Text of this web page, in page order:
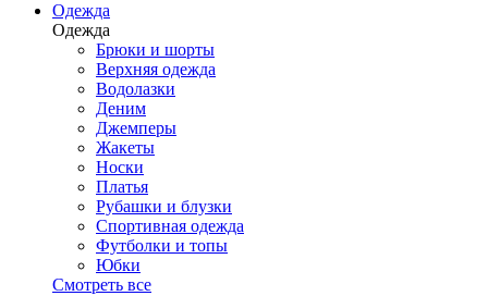
Одежда
Одежда
Брюки и шорты
Верхняя одежда
Водолазки
Деним
Джемперы
Жакеты
Носки
Платья
Рубашки и блузки
Спортивная одежда
Футболки и топы
Юбки
Смотреть все